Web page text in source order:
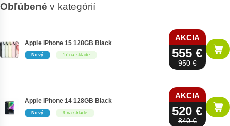
Obľúbené v kategórií
Nový 17 na sklade
Apple iPhone 15 128GB Black
AKCIA
555 €
950 €
Nový 9 na sklade
Apple iPhone 14 128GB Black
AKCIA
520 €
840 €